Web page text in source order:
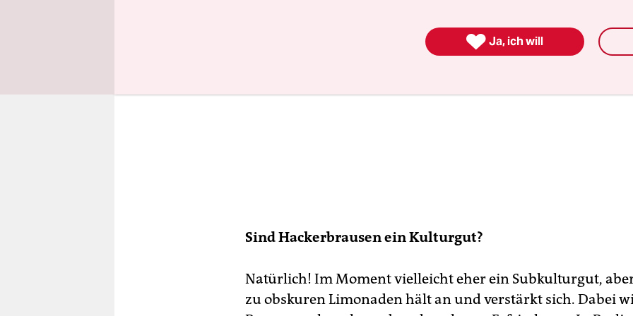
Sind Hackerbrausen ein Kulturgut?
Natürlich! Im Moment vielleicht eher ein Subkulturgut,
zu obskuren Limonaden hält an und verstärkt sich. Dabei
 Ja, ich will